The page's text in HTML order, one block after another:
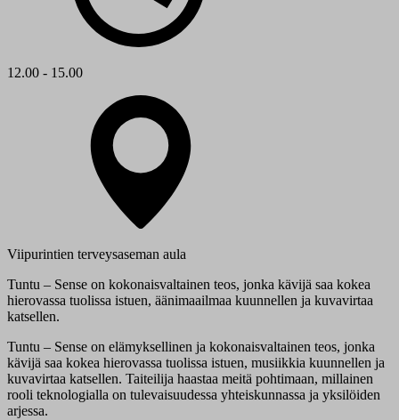
12.00 - 15.00
Viipurintien terveysaseman aula
Tuntu – Sense on kokonaisvaltainen teos, jonka kävijä saa kokea
hierovassa tuolissa istuen, äänimaailmaa kuunnellen ja kuvavirtaa
katsellen.
Tuntu – Sense on elämyksellinen ja kokonaisvaltainen teos, jonka
kävijä saa kokea hierovassa tuolissa istuen, musiikkia kuunnellen ja
kuvavirtaa katsellen. Taiteilija haastaa meitä pohtimaan, millainen
rooli teknologialla on tulevaisuudessa yhteiskunnassa ja yksilöiden
arjessa.